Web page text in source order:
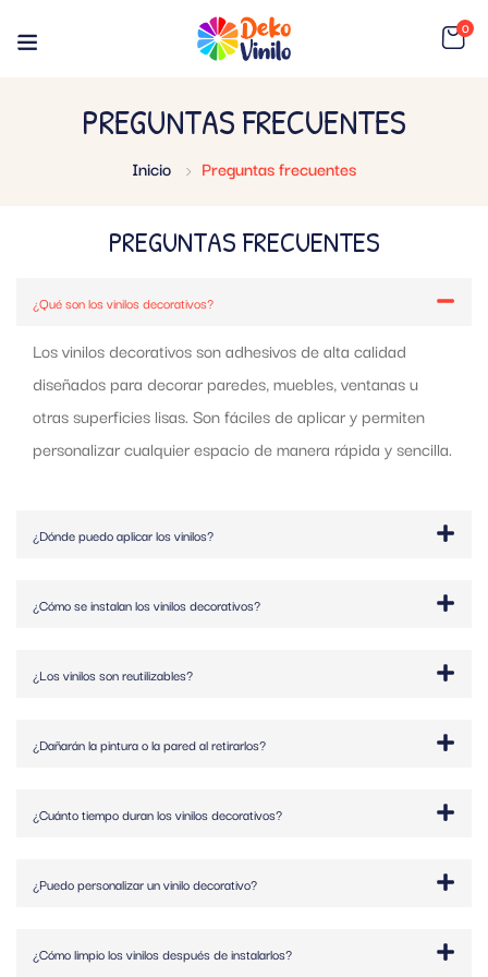
0
PREGUNTAS FRECUENTES
Inicio Preguntas frecuentes
PREGUNTAS FRECUENTES
¿Qué son los vinilos decorativos?
Los vinilos decorativos son adhesivos de alta calidad
diseñados para decorar paredes, muebles, ventanas u
otras superficies lisas. Son fáciles de aplicar y permiten
personalizar cualquier espacio de manera rápida y sencilla.
¿Dónde puedo aplicar los vinilos?
¿Cómo se instalan los vinilos decorativos?
¿Los vinilos son reutilizables?
¿Dañarán la pintura o la pared al retirarlos?
¿Cuánto tiempo duran los vinilos decorativos?
¿Puedo personalizar un vinilo decorativo?
¿Cómo limpio los vinilos después de instalarlos?